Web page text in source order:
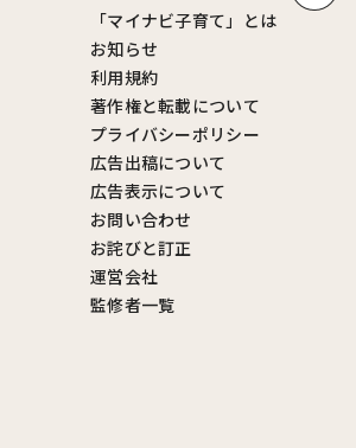
「マイナビ子育て」とは
お知らせ
利用規約
著作権と転載について
プライバシーポリシー
広告出稿について
広告表示について
お問い合わせ
お詫びと訂正
運営会社
監修者一覧